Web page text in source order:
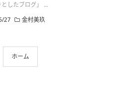
としたブログ」 ...
27
金村美玖
ホーム